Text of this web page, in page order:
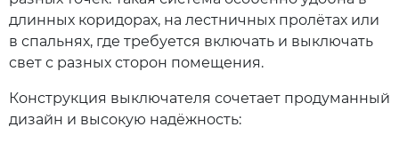
длинных коридорах, на лестничных пролётах или
в спальнях, где требуется включать и выключать
свет с разных сторон помещения.
Конструкция выключателя сочетает продуманный
дизайн и высокую надёжность: